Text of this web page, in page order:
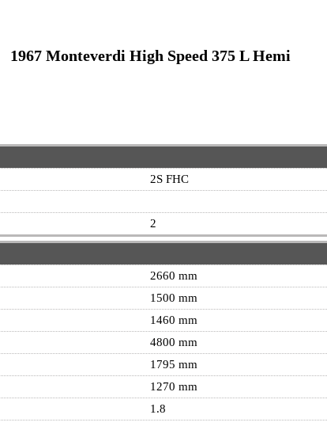
1967 Monteverdi High Speed 375 L Hemi
2S FHC
2
2660 mm
1500 mm
1460 mm
4800 mm
1795 mm
1270 mm
1.8